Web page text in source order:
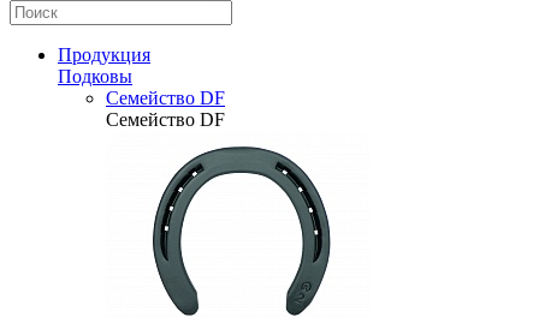
Продукция
Подковы
Семейство DF
Семейство DF